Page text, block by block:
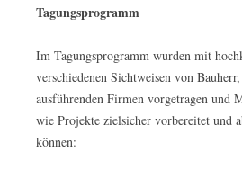
Tagungsprogramm
Im Tagungsprogramm wurden mit
verschiedenen Sichtweisen von
ausführenden Firmen vorgetragen und
wie Projekte zielsicher vorbereitet und
können: